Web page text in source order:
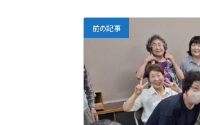
前の記事